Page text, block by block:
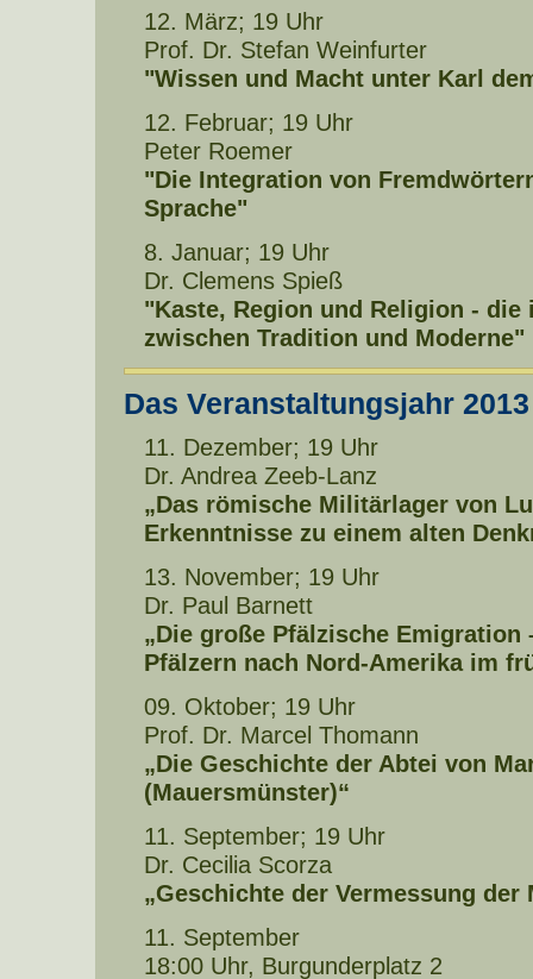
12. März; 19 Uhr
Prof. Dr. Stefan Weinfurter
"Wissen und Macht unter Karl
12. Februar; 19 Uhr
Peter Roemer
"Die Integration von
Sprache"
8. Januar; 19 Uhr
Dr. Clemens Spieß
"Kaste, Region und Religion -
zwischen Tradition und Moderne"
Das Veranstaltungsjahr 2013
11. Dezember; 19 Uhr
Dr. Andrea Zeeb-Lanz
„Das römische Militärlager von
Erkenntnisse zu einem alten
13. November; 19 Uhr
Dr. Paul Barnett
„Die große Pfälzische Emigration
Pfälzern nach Nord-Amerika im
09. Oktober; 19 Uhr
Prof. Dr. Marcel Thomann
„Die Geschichte der Abtei von
(Mauersmünster)“
11. September; 19 Uhr
Dr. Cecilia Scorza
„Geschichte der Vermessung der
11. September
18:00 Uhr, Burgunderplatz 2